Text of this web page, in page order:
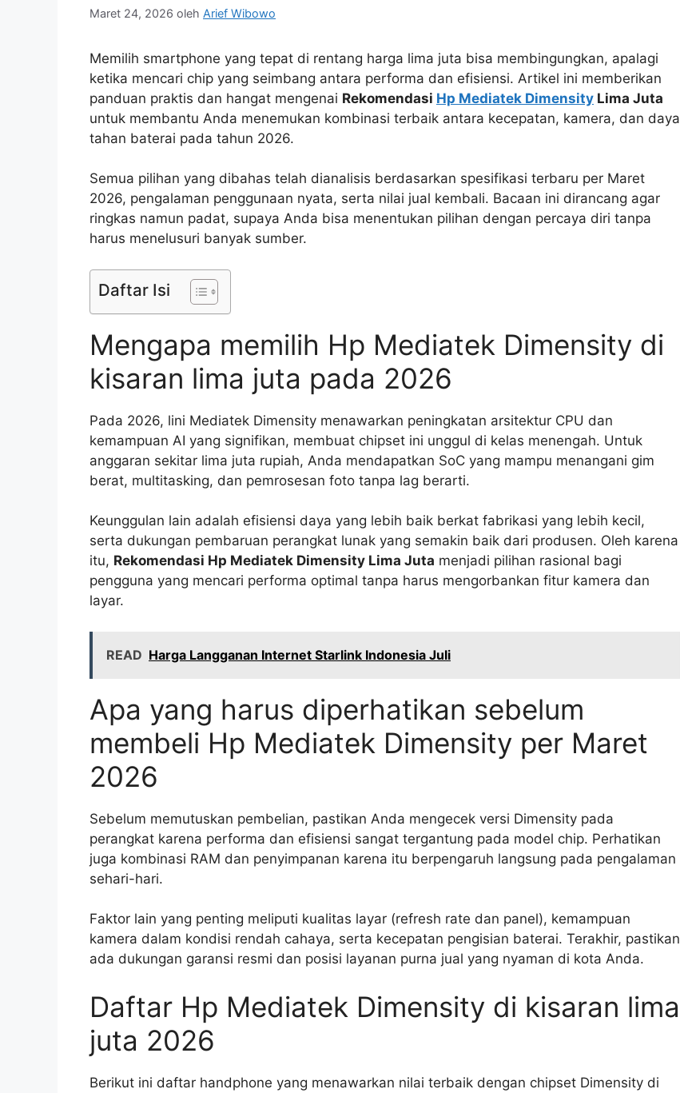
Maret 24, 2026 oleh Arief Wibowo
Memilih smartphone yang tepat di rentang harga lima juta bisa membingungkan, apalagi
ketika mencari chip yang seimbang antara performa dan efisiensi. Artikel ini memberikan
panduan praktis dan hangat mengenai Rekomendasi Hp Mediatek Dimensity Lima Juta
untuk membantu Anda menemukan kombinasi terbaik antara kecepatan, kamera, dan daya
tahan baterai pada tahun 2026.
Semua pilihan yang dibahas telah dianalisis berdasarkan spesifikasi terbaru per Maret
2026, pengalaman penggunaan nyata, serta nilai jual kembali. Bacaan ini dirancang agar
ringkas namun padat, supaya Anda bisa menentukan pilihan dengan percaya diri tanpa
harus menelusuri banyak sumber.
Daftar Isi
Mengapa memilih Hp Mediatek Dimensity di
kisaran lima juta pada 2026
Pada 2026, lini Mediatek Dimensity menawarkan peningkatan arsitektur CPU dan
kemampuan AI yang signifikan, membuat chipset ini unggul di kelas menengah. Untuk
anggaran sekitar lima juta rupiah, Anda mendapatkan SoC yang mampu menangani gim
berat, multitasking, dan pemrosesan foto tanpa lag berarti.
Keunggulan lain adalah efisiensi daya yang lebih baik berkat fabrikasi yang lebih kecil,
serta dukungan pembaruan perangkat lunak yang semakin baik dari produsen. Oleh karena
itu, Rekomendasi Hp Mediatek Dimensity Lima Juta menjadi pilihan rasional bagi
pengguna yang mencari performa optimal tanpa harus mengorbankan fitur kamera dan
layar.
READ Harga Langganan Internet Starlink Indonesia Juli
Apa yang harus diperhatikan sebelum
membeli Hp Mediatek Dimensity per Maret
2026
Sebelum memutuskan pembelian, pastikan Anda mengecek versi Dimensity pada
perangkat karena performa dan efisiensi sangat tergantung pada model chip. Perhatikan
juga kombinasi RAM dan penyimpanan karena itu berpengaruh langsung pada pengalaman
sehari-hari.
Faktor lain yang penting meliputi kualitas layar (refresh rate dan panel), kemampuan
kamera dalam kondisi rendah cahaya, serta kecepatan pengisian baterai. Terakhir, pastikan
ada dukungan garansi resmi dan posisi layanan purna jual yang nyaman di kota Anda.
Daftar Hp Mediatek Dimensity di kisaran lima
juta 2026
Berikut ini daftar handphone yang menawarkan nilai terbaik dengan chipset Dimensity di